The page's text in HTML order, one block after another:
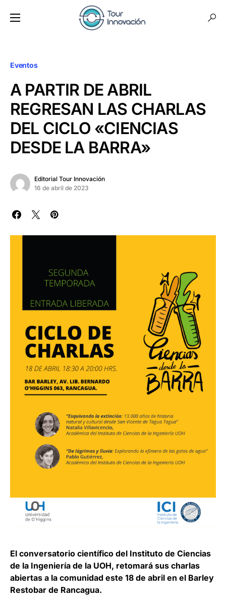
Eventos
A PARTIR DE ABRIL
REGRESAN LAS CHARLAS
DEL CICLO «CIENCIAS
DESDE LA BARRA»
Editorial Tour Innovación
16 de abril de 2023
El conversatorio científico del Instituto de Ciencias
de la Ingeniería de la UOH, retomará sus charlas
abiertas a la comunidad este 18 de abril en el Barley
Restobar de Rancagua.